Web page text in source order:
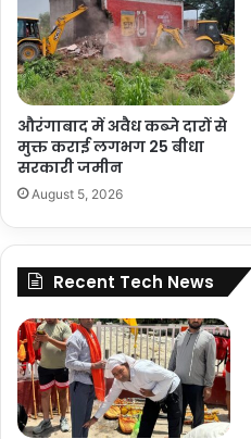
औरंगाबाद में अवैध कब्जे दारों से
मुक्त कराई लगभग 25 बीधा
सरकारी जमीन
August 5, 2026
Recent Tech News